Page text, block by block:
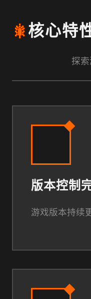
🎇核心特
探
版本控制
游戏版本持续